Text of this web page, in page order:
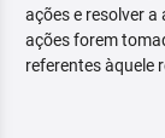
ações e resolver
ações forem
referentes àquele